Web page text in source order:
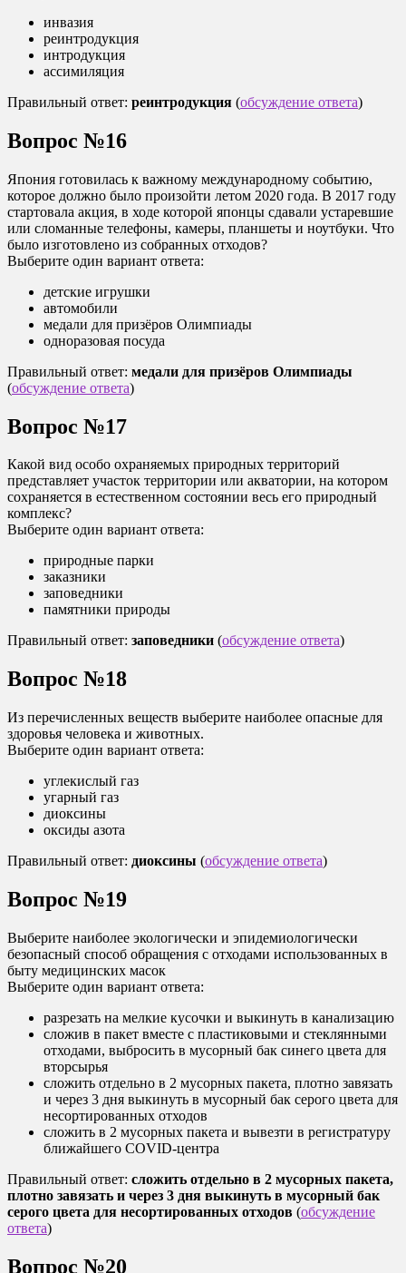
инвазия
реинтродукция
интродукция
ассимиляция
Правильный ответ: реинтродукция (обсуждение ответа)
Вопрос №16
Япония готовилась к важному международному событию,
которое должно было произойти летом 2020 года. В 2017 году
стартовала акция, в ходе которой японцы сдавали устаревшие
или сломанные телефоны, камеры, планшеты и ноутбуки. Что
было изготовлено из собранных отходов?
Выберите один вариант ответа:
детские игрушки
автомобили
медали для призёров Олимпиады
одноразовая посуда
Правильный ответ: медали для призёров Олимпиады
(обсуждение ответа)
Вопрос №17
Какой вид особо охраняемых природных территорий
представляет участок территории или акватории, на котором
сохраняется в естественном состоянии весь его природный
комплекс?
Выберите один вариант ответа:
природные парки
заказники
заповедники
памятники природы
Правильный ответ: заповедники (обсуждение ответа)
Вопрос №18
Из перечисленных веществ выберите наиболее опасные для
здоровья человека и животных.
Выберите один вариант ответа:
углекислый газ
угарный газ
диоксины
оксиды азота
Правильный ответ: диоксины (обсуждение ответа)
Вопрос №19
Выберите наиболее экологически и эпидемиологически
безопасный способ обращения с отходами использованных в
быту медицинских масок
Выберите один вариант ответа:
разрезать на мелкие кусочки и выкинуть в канализацию
сложив в пакет вместе с пластиковыми и стеклянными
отходами, выбросить в мусорный бак синего цвета для
вторсырья
сложить отдельно в 2 мусорных пакета, плотно завязать
и через 3 дня выкинуть в мусорный бак серого цвета для
несортированных отходов
сложить в 2 мусорных пакета и вывезти в регистратуру
ближайшего COVID-центра
Правильный ответ: сложить отдельно в 2 мусорных пакета,
плотно завязать и через 3 дня выкинуть в мусорный бак
серого цвета для несортированных отходов (обсуждение
ответа)
Вопрос №20